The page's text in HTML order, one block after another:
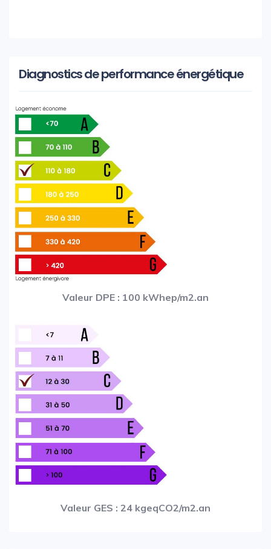
Diagnostics de performance énergétique
Valeur DPE : 100 kWhep/m2.an
Valeur GES : 24 kgeqCO2/m2.an